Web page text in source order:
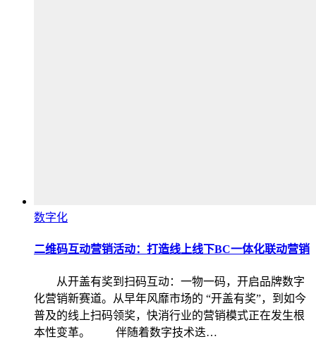
数字化
二维码互动营销活动：打造线上线下BC一体化联动营销
从开盖有奖到扫码互动：一物一码，开启品牌数字
化营销新赛道。从早年风靡市场的 “开盖有奖”，到如今
普及的线上扫码领奖，快消行业的营销模式正在发生根
本性变革。 伴随着数字技术迭…